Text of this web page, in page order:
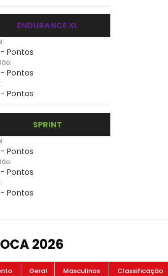
ENDURANCE XL
Pontos
Pontos
Pontos
SPRINT
Pontos
Pontos
Pontos
2026
Geral Masculinos Classificação